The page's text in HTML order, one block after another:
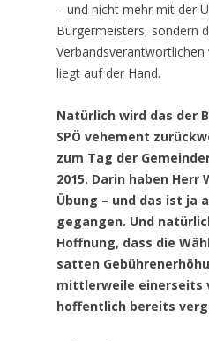
– und nicht mehr mit der
Bürgermeisters, sondern
liegt auf der Hand.
Natürlich wird das der
SPÖ vehement
zum Tag der
2015. Darin haben Herr
Übung – und das ist ja
gegangen. Und
Hoffnung, dass die
satten
mittlerweile einerseits
hoffentlich bereits